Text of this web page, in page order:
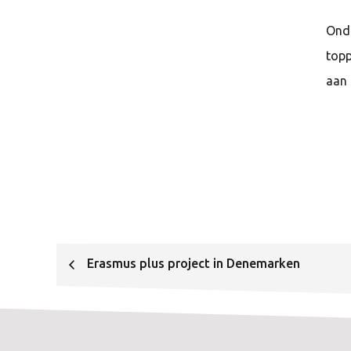
aan
Erasmus plus project in Denemarken